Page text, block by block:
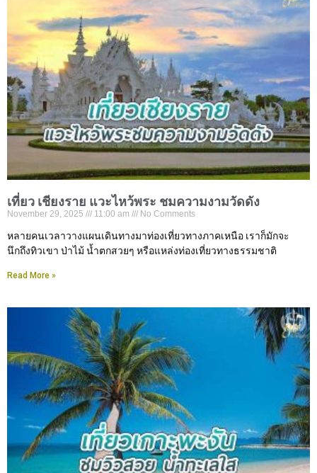
เที่ยว เชียงราย แวะไหว้พระ ชมความงามวัดดัง
November 29, 2025 11:00 am No Comments
หลายคนเวลาวางแผนเดินทางมาท่องเที่ยวทางภาคเหนือ เราก็มักจะ
นึกถึงทิวเขา ป่าไม้ น้ำตกสวยๆ หรือแหล่งท่องเที่ยวทางธรรมชาติ
Read More »